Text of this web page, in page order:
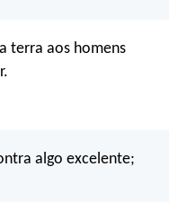
terra aos homens
algo excelente;